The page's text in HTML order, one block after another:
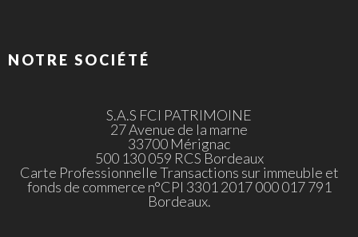
NOTRE SOCIÉTÉ
S.A.S FCI PATRIMOINE
27 Avenue de la marne
33700 Mérignac
500 130 059 RCS Bordeaux
Carte Professionnelle Transactions sur immeuble et
fonds de commerce n°CPI 3301 2017 000 017 791
Bordeaux.